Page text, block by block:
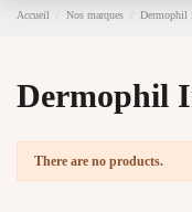
Accueil Nos marques Dermophil
Dermophil
There are no products.